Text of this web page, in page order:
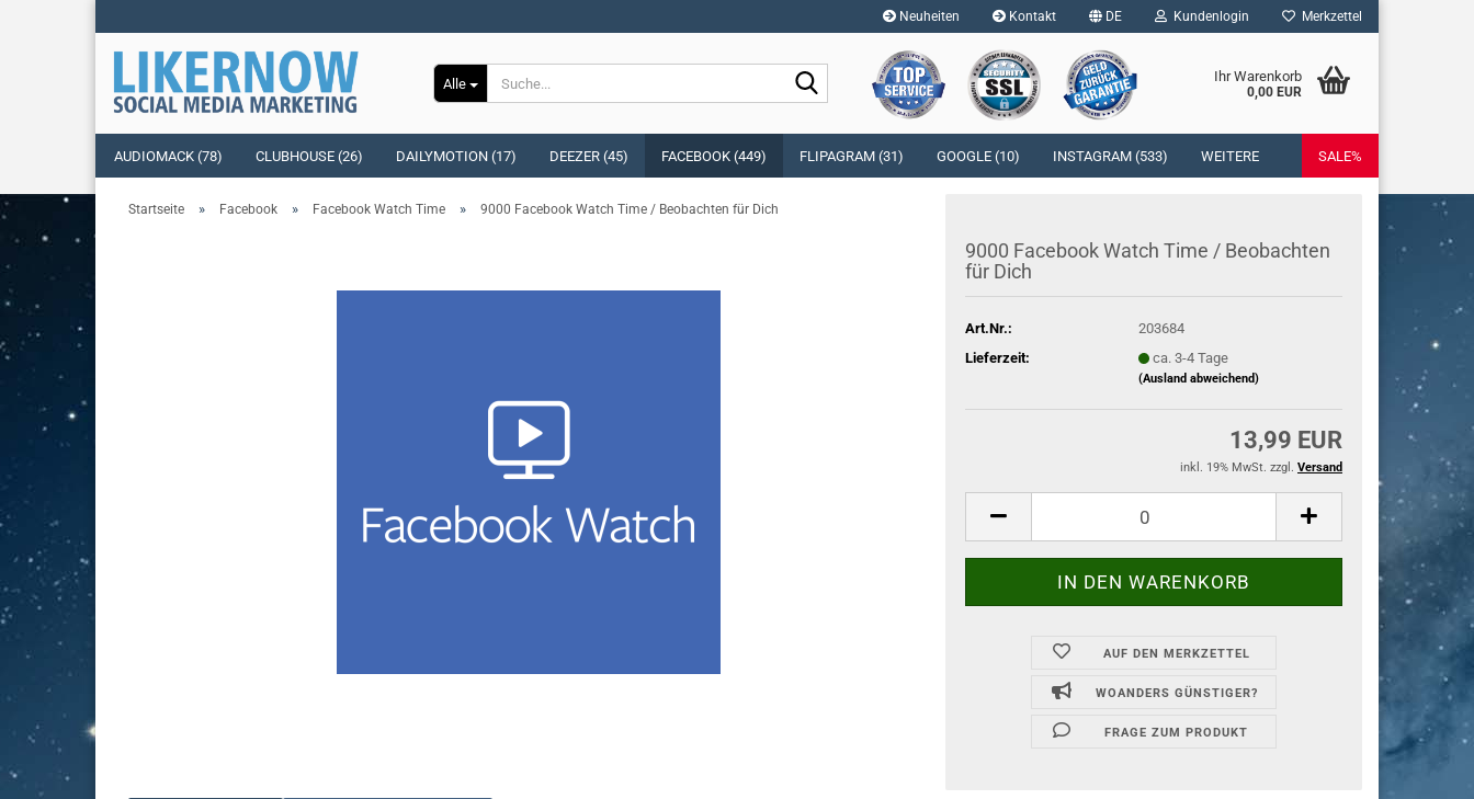
Neuheiten Kontakt DE
Sprache auswählen
Kundenlogin
E-Mail
Passwort vergessen?
Merkzettel
Alle Ihr Warenkorb
0,00 EUR
AUDIOMACK (78) CLUBHOUSE (26) DAILYMOTION (17) DEEZER (45) FACEBOOK (449) FLIPAGRAM (31) GOOGLE (10) INSTAGRAM (533) SALE%
WEITERE
Startseite » Facebook » Facebook Watch Time » 9000 Facebook Watch Time / Beobachten für Dich
9000 Face­book Watch Time / Be­ob­ach­ten
für Dich
Art.Nr.:
203684
Lieferzeit:
ca. 3-4 Tage
(Ausland abweichend)
13,99 EUR
inkl. 19% MwSt. zzgl. Versand
AUF DEN MERKZETTEL
WOANDERS GÜNSTIGER?
FRAGE ZUM PRODUKT